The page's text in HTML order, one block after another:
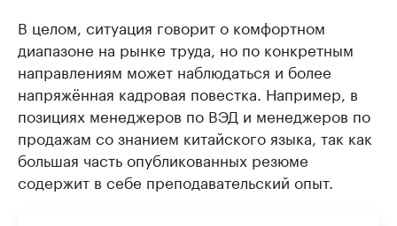
В целом, ситуация говорит о комфортном
диапазоне на рынке труда, но по конкретным
направлениям может наблюдаться и более
напряжённая кадровая повестка. Например, в
позициях менеджеров по ВЭД и менеджеров по
продажам со знанием китайского языка, так как
большая часть опубликованных резюме
содержит в себе преподавательский опыт.